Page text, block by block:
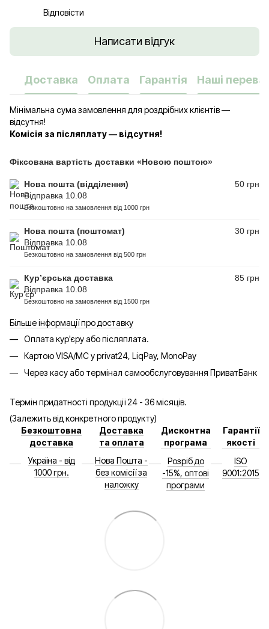
Відповісти
Написати відгук
Доставка Оплата Гарантія Наші
Мінімальна сума замовлення для роздрібних клієнтів —
відсутня!
Комісія за післяплату — відсутня!
Фіксована вартість доставки «Новою поштою»
Нова пошта (відділення)
Відправка 10.08
Безкоштовно на замовлення від 1000 грн
50 грн
Нова пошта (поштомат)
Відправка 10.08
Безкоштовно на замовлення від 500 грн
30 грн
Кур’єрська доставка
Відправка 10.08
Безкоштовно на замовлення від 1500 грн
85 грн
Більше інформації про доставку
Оплата кур'єру або післяплата.
Картою VISA/MC у privat24, LiqPay, MonoPay
Через касу або термінал самообслуговування ПриватБанк
Термін придатності продукції 24 - 36 місяців.
(Залежить від конкретного продукту)
Безкоштовна
доставка
Україна - від
1000 грн.
Доставка
та оплата
Нова Пошта -
без комісії за
наложку
Дисконтна
програма
Розріб до
-15%, оптові
програми
Гарантії
якості
ISO
9001:2015